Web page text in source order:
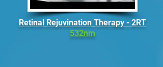
Retinal Rejuvination Therapy - 2RT
532nm